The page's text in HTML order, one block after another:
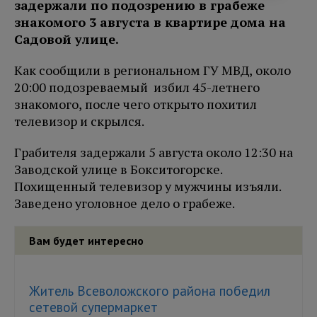
задержали по подозрению в грабеже
знакомого 3 августа в квартире дома на
Садовой улице.
Как сообщили в региональном ГУ МВД, около
20:00 подозреваемый избил 45-летнего
знакомого, после чего открыто похитил
телевизор и скрылся.
Грабителя задержали 5 августа около 12:30 на
Заводской улице в Бокситогорске.
Похищенный телевизор у мужчины изъяли.
Заведено уголовное дело о грабеже.
Вам будет интересно
Житель Всеволожского района победил
сетевой супермаркет